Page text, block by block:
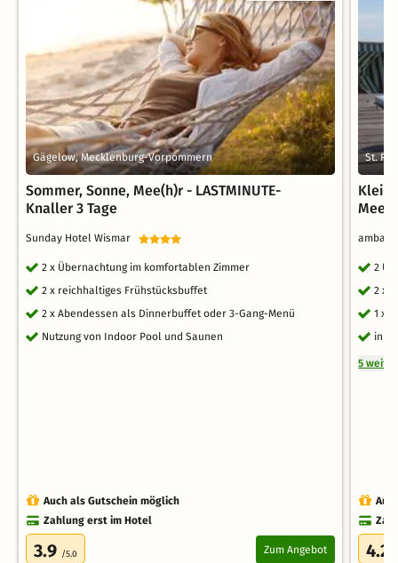
Gägelow, Mecklenburg-Vorpommern
Sommer, Sonne, Mee(h)r - LASTMINUTE-
Knaller 3 Tage
Sunday Hotel Wismar
2 x Übernachtung im komfortablen Zimmer
2 x reichhaltiges Frühstücksbuffet
2 x Abendessen als Dinnerbuffet oder 3-Gang-Menü
Nutzung von Indoor Pool und Saunen
Auch als Gutschein möglich
Zahlung erst im Hotel
3.9 /5.0 Zum Angebot
St.
2
2 x
1 x
inkl.
5
4.2